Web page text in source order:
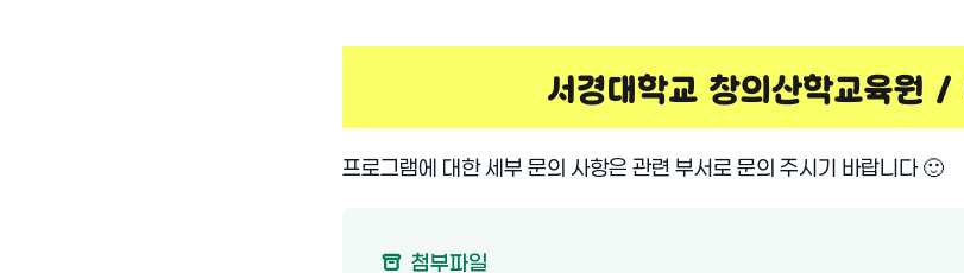
프로그램에 대한 세부 문의 사항은 관련 부서로 문의 주시기 바랍니다🙂
첨부파일